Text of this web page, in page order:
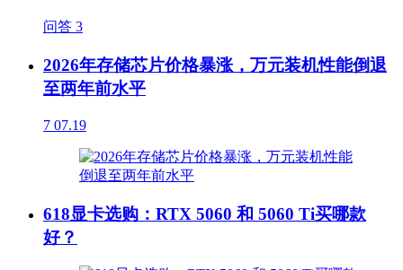
问答 3
2026年存储芯片价格暴涨，万元装机性能倒退
至两年前水平
7 07.19
618显卡选购：RTX 5060 和 5060 Ti买哪款
好？